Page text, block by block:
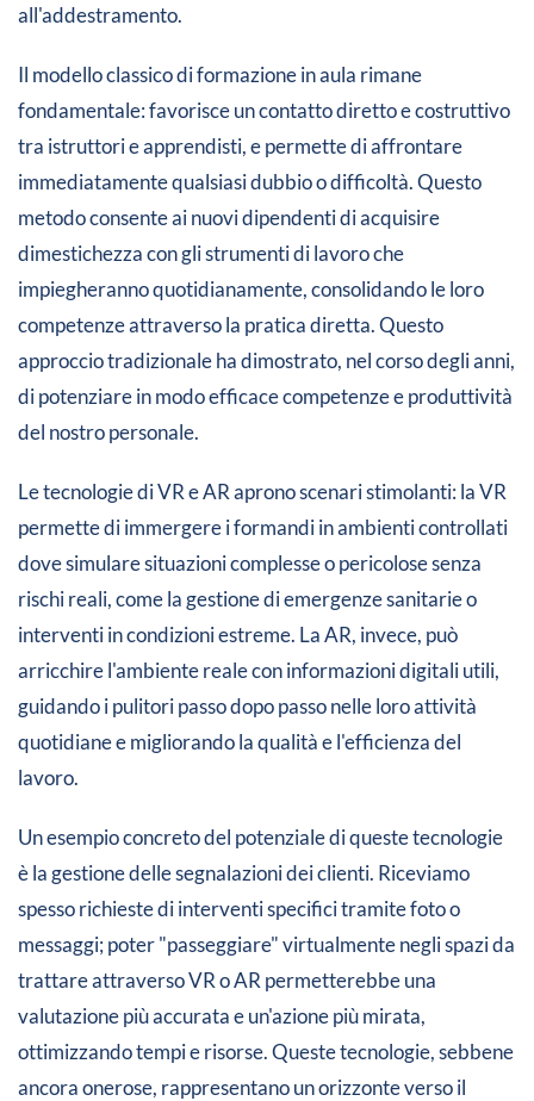
all'addestramento.
Il modello classico di formazione in aula rimane
fondamentale: favorisce un contatto diretto e costruttivo
tra istruttori e apprendisti, e permette di affrontare
immediatamente qualsiasi dubbio o difficoltà. Questo
metodo consente ai nuovi dipendenti di acquisire
dimestichezza con gli strumenti di lavoro che
impiegheranno quotidianamente, consolidando le loro
competenze attraverso la pratica diretta. Questo
approccio tradizionale ha dimostrato, nel corso degli anni,
di potenziare in modo efficace competenze e produttività
del nostro personale.
Le tecnologie di VR e AR aprono scenari stimolanti: la VR
permette di immergere i formandi in ambienti controllati
dove simulare situazioni complesse o pericolose senza
rischi reali, come la gestione di emergenze sanitarie o
interventi in condizioni estreme. La AR, invece, può
arricchire l'ambiente reale con informazioni digitali utili,
guidando i pulitori passo dopo passo nelle loro attività
quotidiane e migliorando la qualità e l'efficienza del
lavoro.
Un esempio concreto del potenziale di queste tecnologie
è la gestione delle segnalazioni dei clienti. Riceviamo
spesso richieste di interventi specifici tramite foto o
messaggi; poter "passeggiare" virtualmente negli spazi da
trattare attraverso VR o AR permetterebbe una
valutazione più accurata e un'azione più mirata,
ottimizzando tempi e risorse. Queste tecnologie, sebbene
ancora onerose, rappresentano un orizzonte verso il